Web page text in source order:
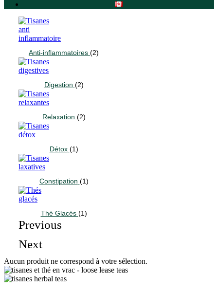
Anti-inflammatoires (2)
Digestion (2)
Relaxation (2)
Détox (1)
Constipation (1)
Thé Glacés (1)
Previous
Next
Aucun produit ne correspond à votre sélection.